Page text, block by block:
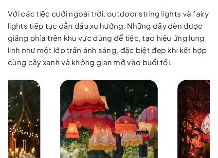
Với các tiệc cưới ngoài trời, outdoor string lights và fairy
lights tiếp tục dẫn đầu xu hướng. Những dây đèn được
giăng phía trên khu vực dùng để tiệc, tạo hiệu ứng lung
linh như một lớp trần ánh sáng, đặc biệt đẹp khi kết hợp
cùng cây xanh và không gian mở vào buổi tối.